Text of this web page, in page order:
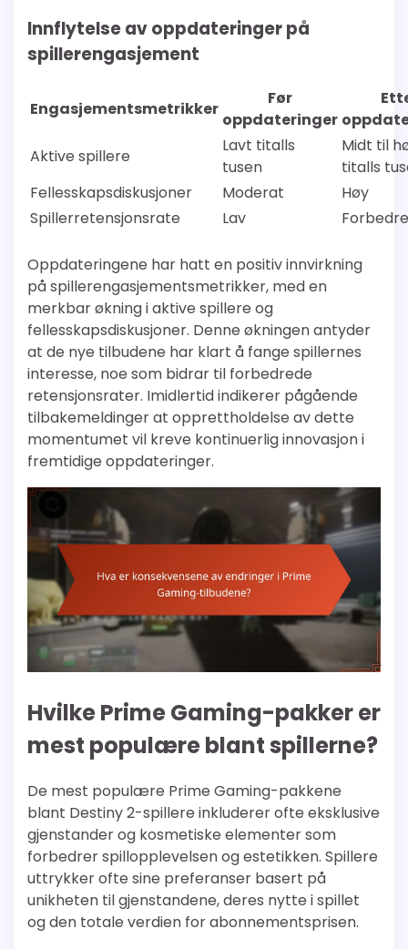
Innflytelse av oppdateringer på
spillerengasjement
Engasjementsmetrikker
Før
oppdateringer
Aktive spillere
Lavt titalls
tusen
Midt til
titalls
Fellesskapsdiskusjoner
Moderat
Høy
Spillerretensjonsrate
Lav
Oppdateringene har hatt en positiv innvirkning
på spillerengasjementsmetrikker, med en
merkbar økning i aktive spillere og
fellesskapsdiskusjoner. Denne økningen antyder
at de nye tilbudene har klart å fange spillernes
interesse, noe som bidrar til forbedrede
retensjonsrater. Imidlertid indikerer pågående
tilbakemeldinger at opprettholdelse av dette
momentumet vil kreve kontinuerlig innovasjon i
fremtidige oppdateringer.
Hvilke Prime Gaming-pakker er
mest populære blant spillerne?
De mest populære Prime Gaming-pakkene
blant Destiny 2-spillere inkluderer ofte eksklusive
gjenstander og kosmetiske elementer som
forbedrer spillopplevelsen og estetikken. Spillere
uttrykker ofte sine preferanser basert på
unikheten til gjenstandene, deres nytte i spillet
og den totale verdien for abonnementsprisen.